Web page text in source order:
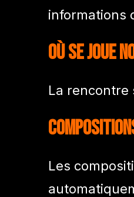
informations
Où se joue
La rencontre
Les